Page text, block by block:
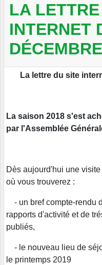
LA
INTERNET
La lettre du site
La saison 2018 s'est
par l'Assemblée
Dès aujourd'hui une
où vous trouverez :
- un bref compte-rendu
rapports d'activité et de
publiés,
- le nouveau lieu de
le printemps 2019